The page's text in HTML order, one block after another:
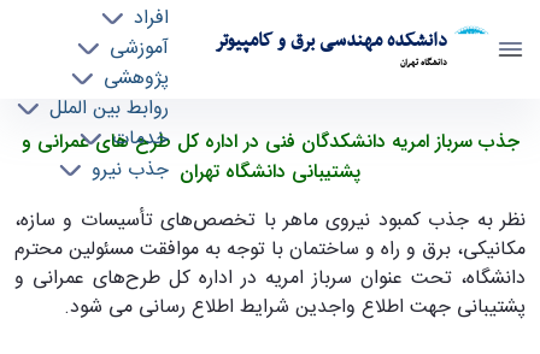
دانشکده مهندسی برق و کامپیوتر
دانشگاه تهران
افراد
آموزشی
پژوهشی
روابط بین الملل
خدمات
جذب نیرو
جذب سرباز امریه دانشکدگان فنی در اداره کل طرح
های عمرانی و پشتیبانی دانشگاه تهران - ece-
دانشکده مهندسی برق و کامپیوتر
جذب سرباز امریه دانشکدگان فنی در اداره کل طرح های عمرانی و
پشتیبانی دانشگاه تهران
نظر به جذب کمبود نیروی ماهر با تخصص‌های تأسیسات و سازه،
مکانیکی، برق و راه و ساختمان با توجه به موافقت مسئولین محترم
دانشگاه، تحت عنوان سرباز امریه در اداره کل طرح‌های عمرانی و
پشتیبانی جهت اطلاع واجدین شرایط اطلاع رسانی می شود.